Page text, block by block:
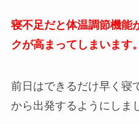
寝不足だと体温調節機能
クが高まってしまいます。
前日はできるだけ早く寝
から出発するようにしま